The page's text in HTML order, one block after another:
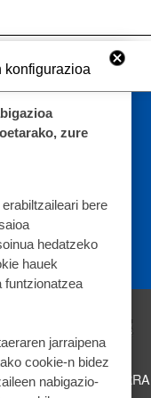
LEGE OHARRA
konfigurazioa
zure
bere
hedatzeko
hauek
funtzionatzea
jarraipena
cookie-n bidez
nabigazio-